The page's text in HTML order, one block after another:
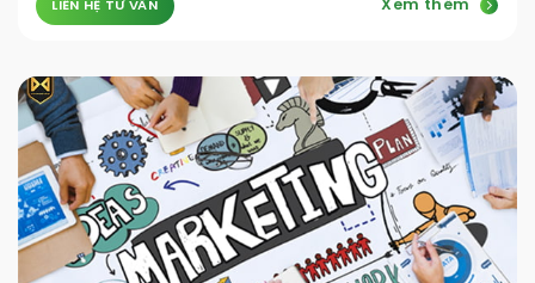
LIÊN HỆ TƯ VẤN Xem thêm